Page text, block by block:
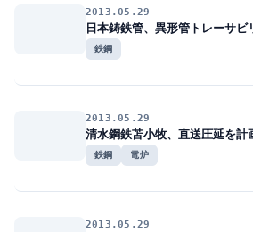
2013.05.29
日本鋳鉄管、異形管トレーサビ
鉄鋼
2013.05.29
清水鋼鉄苫小牧、直送圧延を計
鉄鋼 電炉
2013.05.29